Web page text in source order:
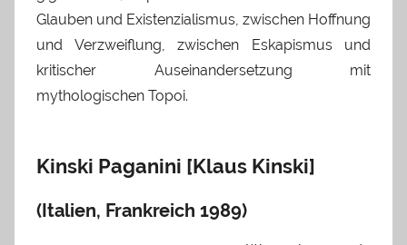
Glauben und Existenzialismus, zwischen Hoffnung
und Verzweiflung, zwischen Eskapismus und
kritischer Auseinandersetzung mit
mythologischen Topoi.
Kinski Paganini [Klaus Kinski]
(Italien, Frankreich 1989)